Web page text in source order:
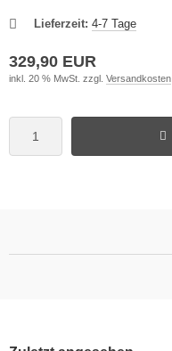
Lieferzeit: 4-7 Tage
329,90 EUR
inkl. 20 % MwSt. zzgl. Versandkosten